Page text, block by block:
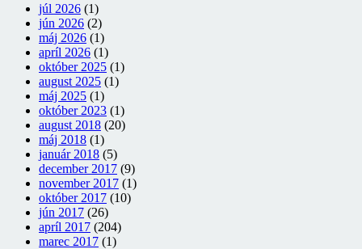
júl 2026 (1)
jún 2026 (2)
máj 2026 (1)
apríl 2026 (1)
október 2025 (1)
august 2025 (1)
máj 2025 (1)
október 2023 (1)
august 2018 (20)
máj 2018 (1)
január 2018 (5)
december 2017 (9)
november 2017 (1)
október 2017 (10)
jún 2017 (26)
apríl 2017 (204)
marec 2017 (1)